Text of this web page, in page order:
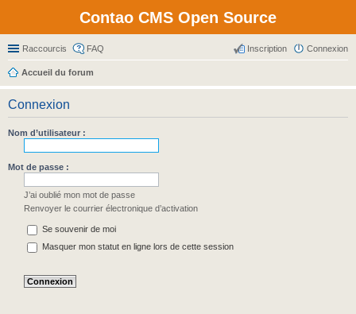
Contao CMS Open Source
Raccourcis FAQ Connexion
Inscription
Accueil du forum
Connexion
Nom d’utilisateur :
Mot de passe :
J’ai oublié mon mot de passe
Renvoyer le courrier électronique d’activation
Se souvenir de moi
Masquer mon statut en ligne lors de cette session